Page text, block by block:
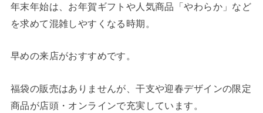
年末年始は、お年賀ギフトや人気商品「やわらか」など
を求めて混雑しやすくなる時期。
早めの来店がおすすめです。
福袋の販売はありませんが、干支や迎春デザインの限定
商品が店頭・オンラインで充実しています。